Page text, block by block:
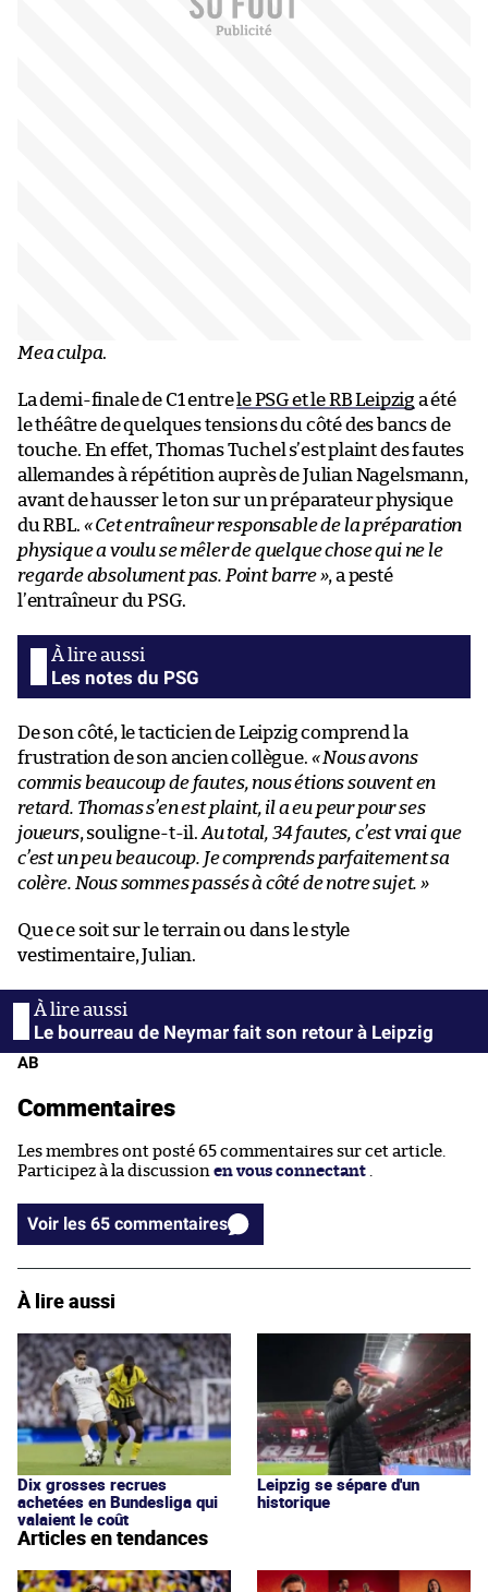
Mea culpa.
La demi-finale de C1 entrele PSG et le RB Leipzig a été
le théâtre de quelques tensions du côté des bancs de
touche. En effet, Thomas Tuchel s’est plaint des fautes
allemandes à répétition auprès de Julian Nagelsmann,
avant de hausser le ton sur un préparateur physique
du RBL. « Cet entraîneur responsable de la préparation
physique a voulu se mêler de quelque chose qui ne le
regarde absolument pas. Point barre », a pesté
l’entraîneur du PSG.
Les notes du PSG
De son côté, le tacticien de Leipzig comprend la
frustration de son ancien collègue. « Nous avons
commis beaucoup de fautes, nous étions souvent en
retard. Thomas s’en est plaint, il a eu peur pour ses
joueurs, souligne-t-il. Au total, 34 fautes, c’est vrai que
c’est un peu beaucoup. Je comprends parfaitement sa
colère. Nous sommes passés à côté de notre sujet. »
Que ce soit sur le terrain ou dans le style
vestimentaire, Julian.
Le bourreau de Neymar fait son retour à Leipzig
AB
Commentaires
Les membres ont posté 65 commentaires sur cet article.
Participez à la discussion en vous connectant
Voir les 65 commentaires
À lire aussi
Dix grosses recrues
achetées en Bundesliga qui
valaient le coût
Leipzig se sépare d'un
historique
Articles en tendances